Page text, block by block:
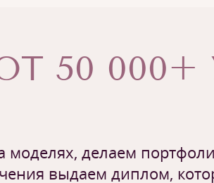
50
делаем
выдаем диплом,